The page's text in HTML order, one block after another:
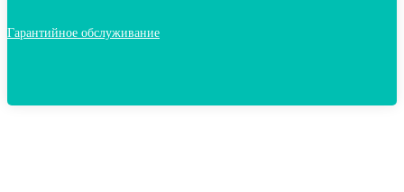
Гарантийное обслуживание